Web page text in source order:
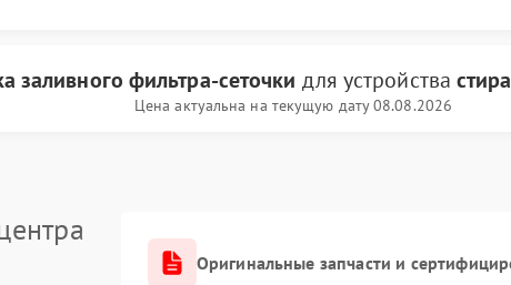
заливного фильтра-сеточки для устройства
Цена актуальна на текущую дату 08.08.2026
Оригинальные запчасти и